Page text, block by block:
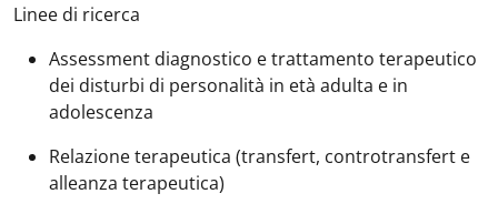
Linee di ricerca
Assessment diagnostico e trattamento terapeutico
dei disturbi di personalità in età adulta e in
adolescenza
Relazione terapeutica (transfert, controtransfert e
alleanza terapeutica)